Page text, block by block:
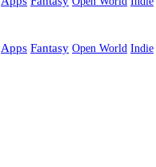
Apps Fantasy Open World Indie